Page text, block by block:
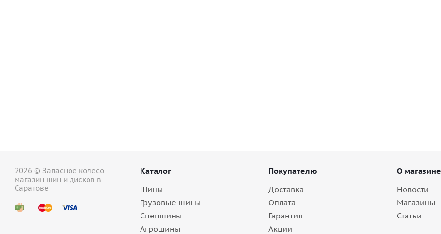
2026 © Запасное колесо -
магазин шин и дисков в
Саратове
Каталог
Шины
Грузовые шины
Спецшины
Агрошины
Покупателю
Доставка
Оплата
Гарантия
Акции
О магазине
Новости
Магазины
Статьи